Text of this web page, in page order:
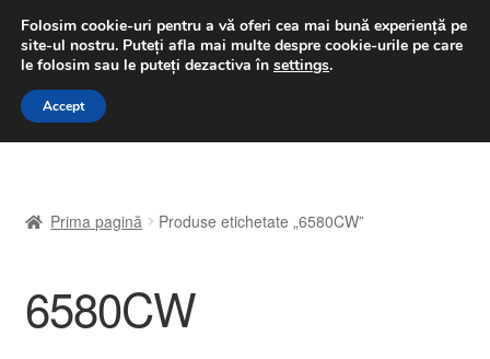
LIVRARE de la 33 lei
luni-vineri 9 a.m. - 4 p.m.031 229 6816
Sari
Sari
A lua legatura
Contul meu
Prima pagină Produse etichetate „6580CW”
6580CW
Folosim cookie-uri pentru a vă oferi cea mai bună experiență pe
site-ul nostru. Puteți afla mai multe despre cookie-urile pe care
le folosim sau le puteți dezactiva în settings.
Accept